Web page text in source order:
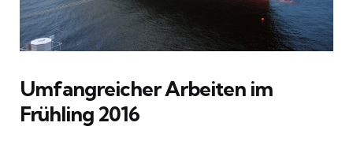
Umfangreicher Arbeiten im
Frühling 2016